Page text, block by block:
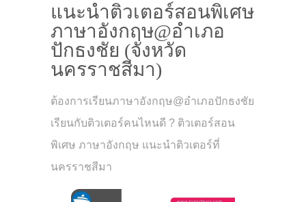
แนะนำติวเตอร์สอนพิเศษ
ภาษาอังกฤษ@อำเภอ
ปักธงชัย (จังหวัด
นครราชสีมา)
ต้องการเรียนภาษาอังกฤษ@อำเภอปักธงชัย
เรียนกับติวเตอร์คนไหนดี ? ติวเตอร์สอน
พิเศษ ภาษาอังกฤษ แนะนำติวเตอร์ที่
นครราชสีมา